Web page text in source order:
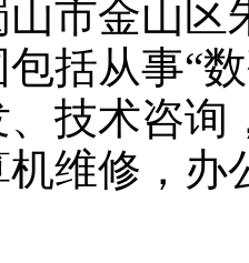
市金山区
括从事“
技术咨询
维修，办